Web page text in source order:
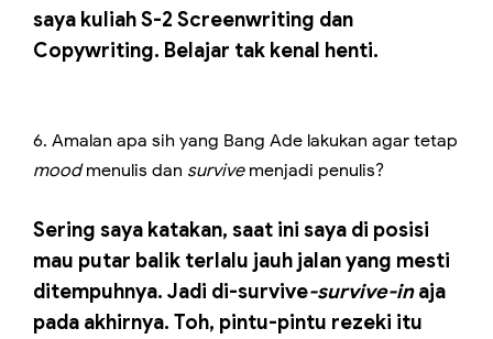
saya kuliah S-2 Screenwriting dan
Copywriting. Belajar tak kenal henti.
6. Amalan apa sih yang Bang Ade lakukan agar tetap
moodmenulis dan survivemenjadi penulis?
Sering saya katakan, saat ini saya di posisi
mau putar balik terlalu jauh jalan yang mesti
ditempuhnya. Jadi di-survive-survive-inaja
pada akhirnya. Toh, pintu-pintu rezeki itu